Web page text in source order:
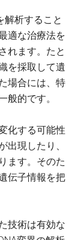
解析すること
適な治療法を
れます。たと
を採取して遺
場合には、特
般的です。
化する可能性
出現したり、
ます。そのた
伝子情報を把
技術は有効な